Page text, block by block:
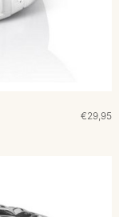
€29,95